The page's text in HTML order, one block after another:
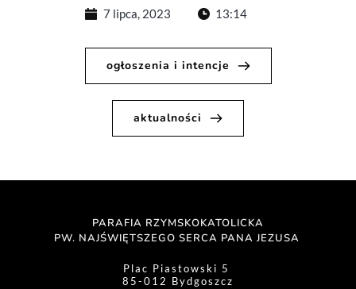
7 lipca, 2023 13:14
ogłoszenia i intencje
aktualności
PARAFIA RZYMSKOKATOLICKA
PW. NAJŚWIĘTSZEGO SERCA PANA JEZUSA
Plac Piastowski 5
85-012 Bydgoszcz